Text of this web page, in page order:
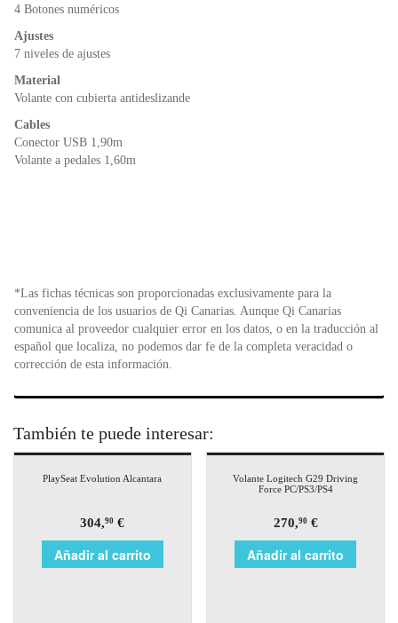
4 Botones numéricos
Ajustes
7 niveles de ajustes
Material
Volante con cubierta antideslizande
Cables
Conector USB 1,90m
Volante a pedales 1,60m
*Las fichas técnicas son proporcionadas exclusivamente para la
conveniencia de los usuarios de Qi Canarias. Aunque Qi Canarias
comunica al proveedor cualquier error en los datos, o en la traducción al
español que localiza, no podemos dar fe de la completa veracidad o
corrección de esta información.
También te puede interesar:
PlaySeat Evolution Alcantara
304,90 €
Añadir al carrito
Volante Logitech G29 Driving
Force PC/PS3/PS4
270,90€
Añadir al carrito